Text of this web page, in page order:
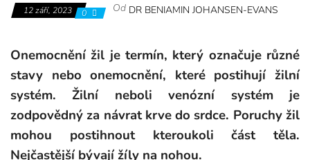
12 září, 2023 0 Od DR BENIAMIN JOHANSEN-EVANS
Onemocnění žil je termín, který označuje různé
stavy nebo onemocnění, které postihují žilní
systém. Žilní neboli venózní systém je
zodpovědný za návrat krve do srdce. Poruchy žil
mohou postihnout kteroukoli část těla.
Nejčastější bývají žíly na nohou.